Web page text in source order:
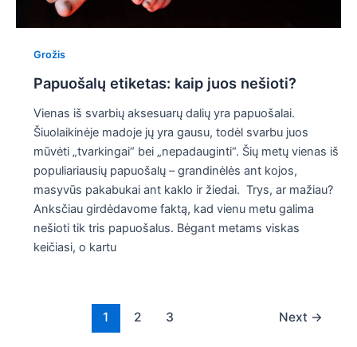
Grožis
Papuošalų etiketas: kaip juos nešioti?
Vienas iš svarbių aksesuarų dalių yra papuošalai.
Šiuolaikinėje madoje jų yra gausu, todėl svarbu juos
mūvėti „tvarkingai“ bei „nepadauginti“. Šių metų vienas iš
populiariausių papuošalų – grandinėlės ant kojos,
masyvūs pakabukai ant kaklo ir žiedai. Trys, ar mažiau?
Anksčiau girdėdavome faktą, kad vienu metu galima
nešioti tik tris papuošalus. Bėgant metams viskas
keičiasi, o kartu
1 2 3 Next →